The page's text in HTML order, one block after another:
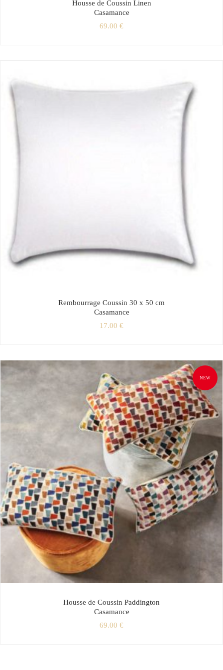
Housse de Coussin Linen
Casamance
69.00 €
Rembourrage Coussin 30 x 50 cm
Casamance
17.00 €
NEW
Housse de Coussin Paddington
Casamance
69.00 €